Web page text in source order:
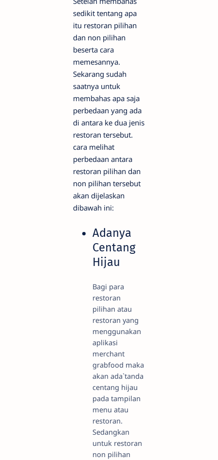
sedikit tentang apa
itu restoran pilihan
dan non pilihan
beserta cara
memesannya.
Sekarang sudah
saatnya untuk
membahas apa saja
perbedaan yang ada
di antara ke dua jenis
restoran tersebut.
cara melihat
perbedaan antara
restoran pilihan dan
non pilihan tersebut
akan dijelaskan
dibawah ini:
Adanya
Centang
Hijau
Bagi para
restoran
pilihan atau
restoran yang
menggunakan
aplikasi
merchant
grabfood maka
akan ada`tanda
centang hijau
pada tampilan
menu atau
restoran.
Sedangkan
untuk restoran
non pilihan